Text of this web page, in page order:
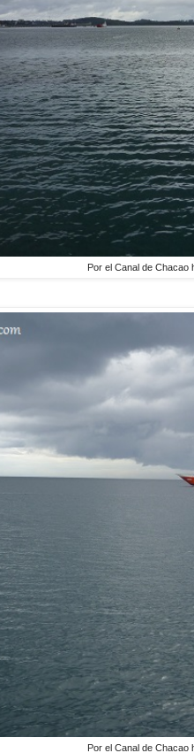
Por el Canal de Chacao
Por el Canal de Chacao